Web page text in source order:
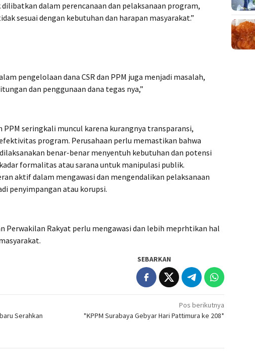
dalam perencanaan dan pelaksanaan program,
sesuai dengan kebutuhan dan harapan masyarakat.”
pengelolaan dana CSR dan PPM juga menjadi masalah,
dan penggunaan dana tegas nya,”
PPM seringkali muncul karena kurangnya transparansi,
program. Perusahaan perlu memastikan bahwa
benar-benar menyentuh kebutuhan dan potensi
formalitas atau sarana untuk manipulasi publik.
aktif dalam mengawasi dan mengendalikan pelaksanaan
penyimpangan atau korupsi.
Perwakilan Rakyat perlu mengawasi dan lebih meprhtikan hal
SEBARKAN
Serahkan
Pos berikutnya
*KPPM Surabaya Gebyar Hari Pattimura ke 208*